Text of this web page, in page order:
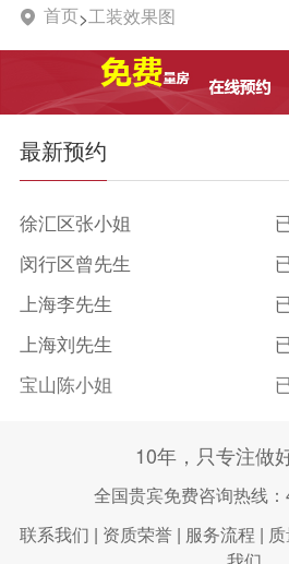
 首页>工装效果图
最新预约
徐汇区张小姐
闵行区曾先生
上海李先生
上海刘先生
宝山陈小姐
浦东新区徐小姐
10年，只专注做
全国贵宾免费咨询热线
联系我们 | 资质荣誉 | 服务流程 |